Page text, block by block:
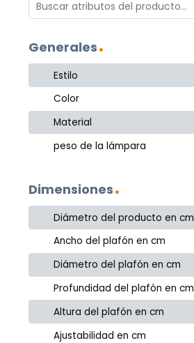
Generales
Estilo
Color
Material
peso de la lámpara
Dimensiones
Diámetro del producto en cm
Ancho del plafón en cm
Diámetro del plafón en cm
Profundidad del plafón en cm
Altura del plafón en cm
Ajustabilidad en cm